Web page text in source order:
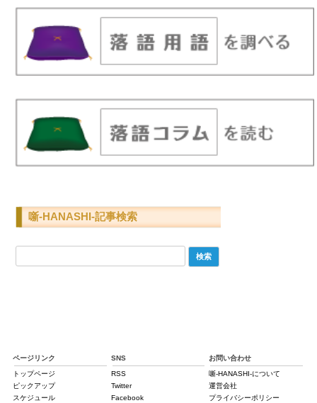
噺-HANASHI-記事検索
ページリンク
トップページ
ピックアップ
スケジュール
SNS
RSS
Twitter
Facebook
お問い合わせ
噺-HANASHI-について
運営会社
プライバシーポリシー